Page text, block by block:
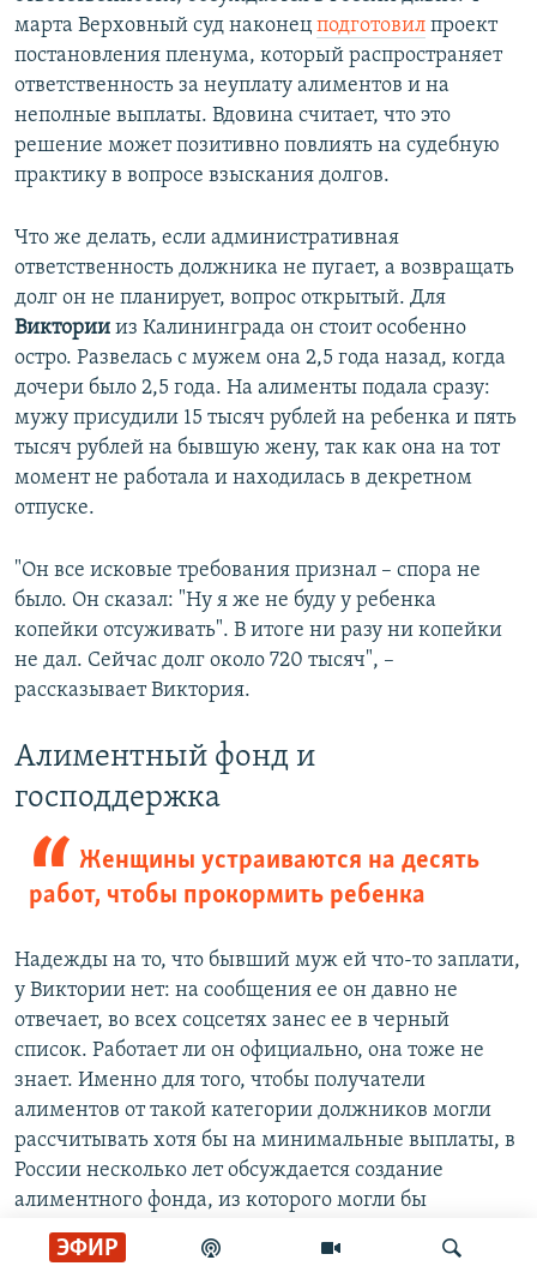
ЭФИР
марта Верховный суд наконец подготовил проект
постановления пленума, который распространяет
ответственность за неуплату алиментов и на
неполные выплаты. Вдовина считает, что это
решение может позитивно повлиять на судебную
практику в вопросе взыскания долгов.
Что же делать, если административная
ответственность должника не пугает, а возвращать
долг он не планирует, вопрос открытый. Для
Виктории из Калининграда он стоит особенно
остро. Развелась с мужем она 2,5 года назад, когда
дочери было 2,5 года. На алименты подала сразу:
мужу присудили 15 тысяч рублей на ребенка и пять
тысяч рублей на бывшую жену, так как она на тот
момент не работала и находилась в декретном
отпуске.
"Он все исковые требования признал – спора не
было. Он сказал: "Ну я же не буду у ребенка
копейки отсуживать". В итоге ни разу ни копейки
не дал. Сейчас долг около 720 тысяч", –
рассказывает Виктория.
Алиментный фонд и
господдержка
Женщины устраиваются на десять
работ, чтобы прокормить ребенка
Надежды на то, что бывший муж ей что-то заплати,
у Виктории нет: на сообщения ее он давно не
отвечает, во всех соцсетях занес ее в черный
список. Работает ли он официально, она тоже не
знает. Именно для того, чтобы получатели
алиментов от такой категории должников могли
рассчитывать хотя бы на минимальные выплаты, в
России несколько лет обсуждается создание
алиментного фонда, из которого могли бы
погашаться накопившиеся долги.